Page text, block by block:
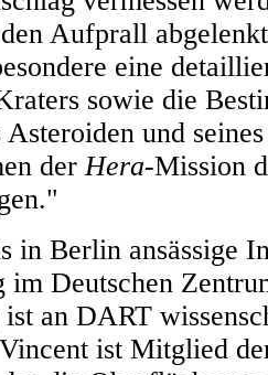
Aufprall
eine
sowie die
und
derHera-Mission
in Berlin ansässige
im Deutschen
an DART
ist Mitglied